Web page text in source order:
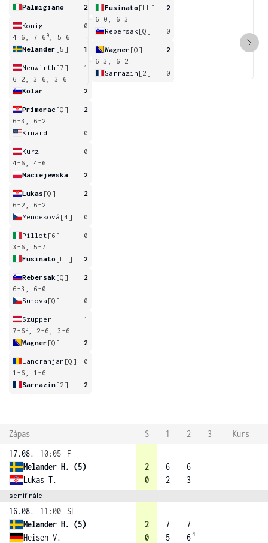
Palmigiano
2
Konig
0
4-6, 7-6 9
, 5-6
Melander [5] 1
Neuwirth [7]
1
6-2, 3-6, 3-6
Kolar
2
Primorac [Q]
2
6-3, 6-2
Kinard
0
Kurz
0
4-6, 4-6
Maciejewska
2
Lukas [Q]
2
6-2, 6-2
Mendesová [4] 0
Pillot [6]
0
3-6, 5-7
Fusinato [LL] 2
Rebersak [Q]
2
6-3, 6-0
Sumova [Q] 0
Szupper
1
7-6 5
, 2-6, 3-6
Wagner [Q] 2
Lancranjan [Q]
0
1-6, 1-6
Sarrazin[2] 2
Fusinato [LL]
2
6-0, 6-3
Rebersak [Q] 0
Wagner [Q]
2
6-3, 6-2
Sarrazin [2] 0
Zápas S 1 2 3
Kurs
17.08.
10:05
F
Melander H. (5)
Lukas T.
2
0
6
2
6
3
semifinále
16.08. 11:00
SF
Melander H. (5)
Heisen V.
2
0
7
5
7
64